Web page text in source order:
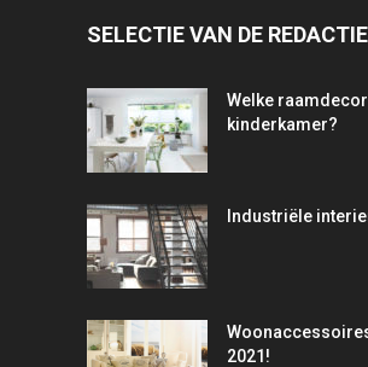
SELECTIE VAN DE REDACTIE
Welke
kinderkamer?
Industriële
2021!